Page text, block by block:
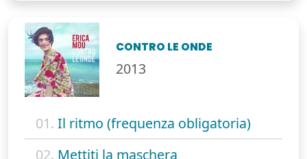
CONTRO LE ONDE
2013
01. Il ritmo (frequenza obligatoria)
02. Mettiti la maschera